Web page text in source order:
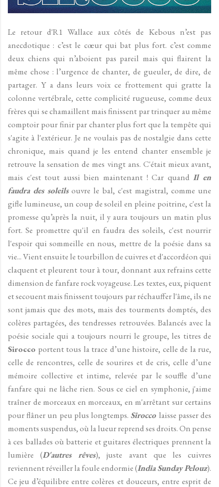
Le retour d'R1 Wallace aux côtés de Kebous n’est pas
anecdotique : c’est le cœur qui bat plus fort. c’est comme
deux chiens qui n’aboient pas pareil mais qui flairent la
même chose : l’urgence de chanter, de gueuler, de dire, de
partager. Y a dans leurs voix ce frottement qui gratte la
colonne vertébrale, cette complicité rugueuse, comme deux
frères qui se chamaillent mais finissent par trinquer au même
comptoir pour finir par chanter plus fort que la tempête qui
s'agite à l'extérieur. Je ne voulais pas de nostalgie dans cette
chronique, mais quand je les entend chanter ensemble je
retrouve la sensation de mes vingt ans. C'était mieux avant,
mais c'est tout aussi bien maintenant ! Car quandIl en
faudra des soleilsouvre le bal, c'est magistral, comme une
gifle lumineuse, un coup de soleil en pleine poitrine, c'est la
promesse qu’après la nuit, il y aura toujours un matin plus
fort. Se promettre qu'il en faudra des soleils, c'est nourrir
l'espoir qui sommeille en nous, mettre de la poésie dans sa
vie... Vient ensuite le tourbillon de cuivres et d'accordéon qui
claquent et pleurent tour à tour, donnant aux refrains cette
dimension de fanfare rock voyageuse. Les textes, eux, piquent
et secouent mais finissent toujours par réchauffer l'âme, ils ne
sont jamais que des mots, mais des tourments domptés, des
colères partagées, des tendresses retrouvées. Balancés avec la
poésie sociale qui a toujours nourri le groupe, les titres de
Sirocco portent tous la trace d’une histoire, celle de la rue,
celle de rencontres, celle de sourires et de cris, celle d’une
mémoire collective et intime, relevée par le souffle d’une
fanfare qui ne lâche rien. Sous ce ciel en symphonie, j'aime
traîner de morceaux en morceaux, en m'arrêtant sur certains
pour flâner un peu plus longtemps. Sirocco laisse passer des
moments suspendus, où la lueur reprend ses droits. On pense
à ces ballades où batterie et guitares électriques prennent la
lumière (D'autres rêves), juste avant que les cuivres
reviennent réveiller la foule endormie (India Sunday Pelouz).
Ce jeu d’équilibre entre colères et douceurs, entre esprit de